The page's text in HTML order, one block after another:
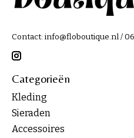
Contact: info@floboutique.nl/
Categorieën
Kleding
Sieraden
Accessoires